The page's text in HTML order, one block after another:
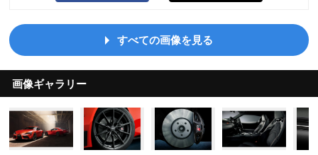
すべての画像を見る
画像ギャラリー